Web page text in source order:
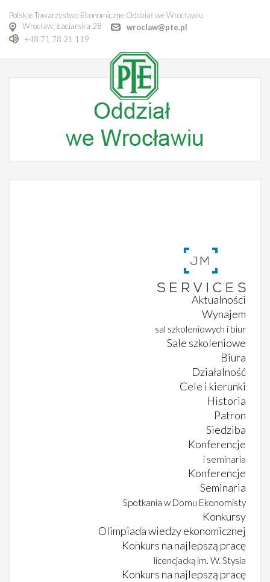
Polskie Towarzystwo Ekonomiczne Oddział we Wrocławiu
Wrocław, Łaciarska 28
wroclaw@pte.pl
+48 71 78 21 119
Aktualności
Wynajem
sal szkoleniowych i biur
Sale szkoleniowe
Biura
Działalność
Cele i kierunki
Historia
Patron
Siedziba
Konferencje
i seminaria
Konferencje
Seminaria
Spotkania w Domu Ekonomisty
Konkursy
Olimpiada wiedzy ekonomicznej
Konkurs na najlepszą pracę
licencjacką im. W. Stysia
Konkurs na najlepszą pracę